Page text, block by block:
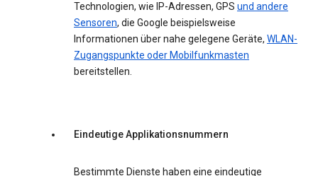
Technologien, wie IP-Adressen, GPS und andere
Sensoren, die Google beispielsweise
Informationen über nahe gelegene Geräte, WLAN-
Zugangspunkte oder Mobilfunkmasten
bereitstellen.
Eindeutige Applikationsnummern
Bestimmte Dienste haben eine eindeutige